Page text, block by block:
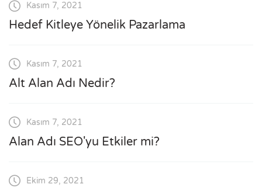
Kasım 7, 2021
Hedef Kitleye Yönelik Pazarlama
Kasım 7, 2021
Alt Alan Adı Nedir?
Kasım 7, 2021
Alan Adı SEO'yu Etkiler mi?
Ekim 29, 2021